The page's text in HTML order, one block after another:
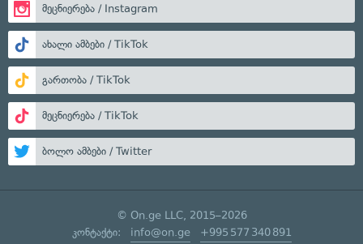
მეცნიერება / Instagram
ახალი ამბები / TikTok
გართობა / TikTok
მეცნიერება / TikTok
ბოლო ამბები / Twitter
© On.ge LLC, 2015–2026
კონტაქტი: info@on.ge +995 577 340 891